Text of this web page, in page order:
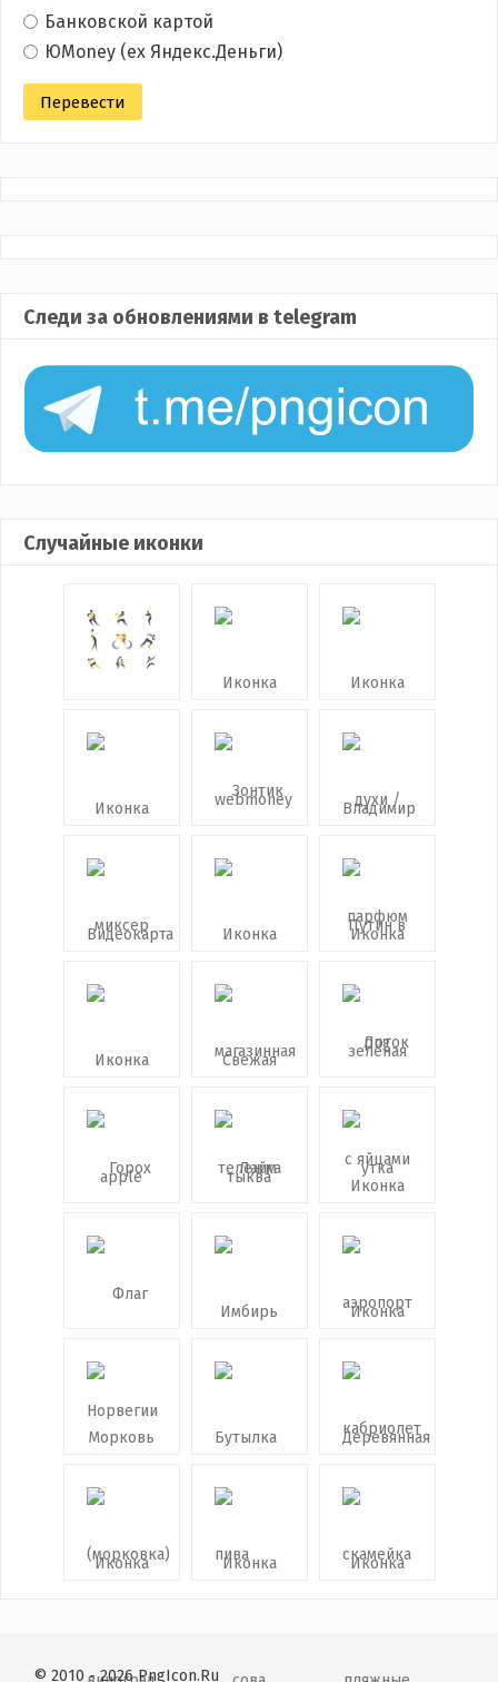
Банковской картой
ЮMoney (ex Яндекс.Деньги)
Следи за обновлениями в telegram
Случайные иконки
© 2010 - 2026 PngIcon.Ru